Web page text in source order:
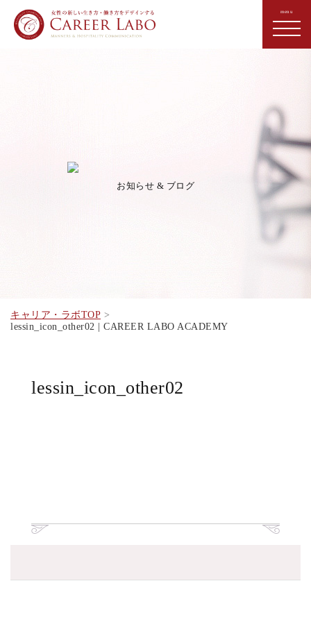
お知らせ & ブログ
キャリア・ラボTOP
lessin_icon_other02 | CAREER LABO ACADEMY
lessin_icon_other02